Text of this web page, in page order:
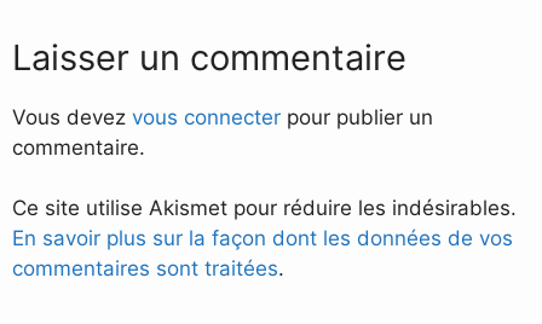
Laisser un commentaire
Vous devez vous connecter pour publier un
commentaire.
Ce site utilise Akismet pour réduire les indésirables.
En savoir plus sur la façon dont les données de vos
commentaires sont traitées.